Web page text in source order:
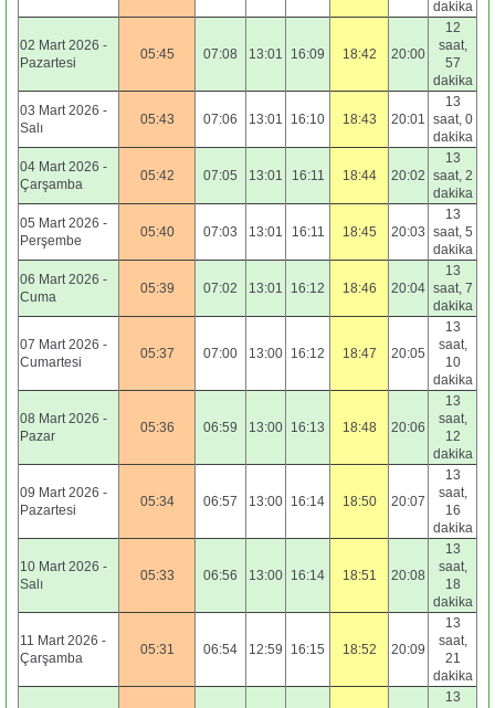
dakika
02 Mart 2026 -
Pazartesi
05:45 07:08 13:01 16:09 18:42 20:00
12
saat,
57
dakika
03 Mart 2026 -
Salı
05:43 07:06 13:01 16:10 18:43 20:01
13
saat, 0
dakika
04 Mart 2026 -
Çarşamba
05:42 07:05 13:01 16:11 18:44 20:02
13
saat, 2
dakika
05 Mart 2026 -
Perşembe
05:40 07:03 13:01 16:11 18:45 20:03
13
saat, 5
dakika
06 Mart 2026 -
Cuma
05:39 07:02 13:01 16:12 18:46 20:04
13
saat, 7
dakika
07 Mart 2026 -
Cumartesi
05:37 07:00 13:00 16:12 18:47 20:05
13
saat,
10
dakika
08 Mart 2026 -
Pazar
05:36 06:59 13:00 16:13 18:48 20:06
13
saat,
12
dakika
09 Mart 2026 -
Pazartesi
05:34 06:57 13:00 16:14 18:50 20:07
13
saat,
16
dakika
10 Mart 2026 -
Salı
05:33 06:56 13:00 16:14 18:51 20:08
13
saat,
18
dakika
11 Mart 2026 -
Çarşamba
05:31 06:54 12:59 16:15 18:52 20:09
13
saat,
21
dakika
13